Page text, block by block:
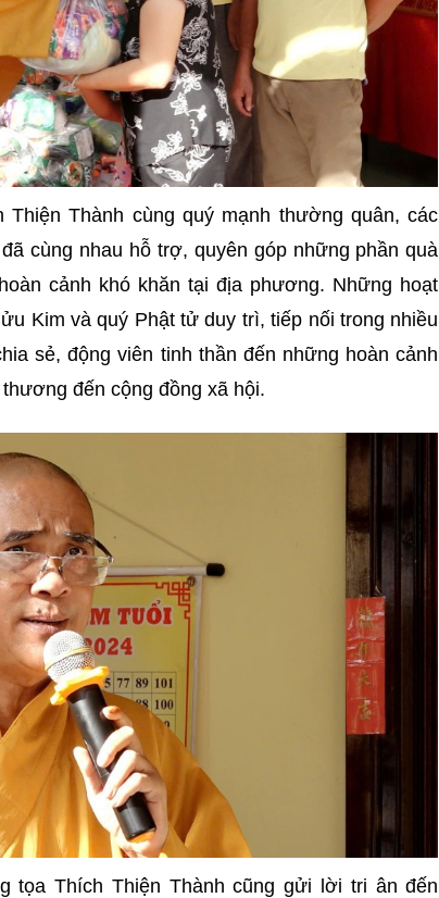
Thành cùng quý mạnh thường quân, các
cùng nhau hỗ trợ, quyên góp những phần quà
cảnh khó khăn tại địa phương. Những hoạt
Kim và quý Phật tử duy trì, tiếp nối trong nhiều
sẻ, động viên tinh thần đến những hoàn cảnh
đến cộng đồng xã hội.
tọa Thích Thiện Thành cũng gửi lời tri ân đến